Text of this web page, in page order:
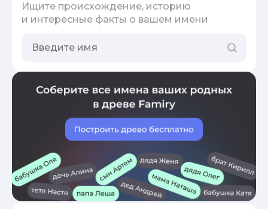
Ищите происхождение, историю
и интересные факты о вашем имени